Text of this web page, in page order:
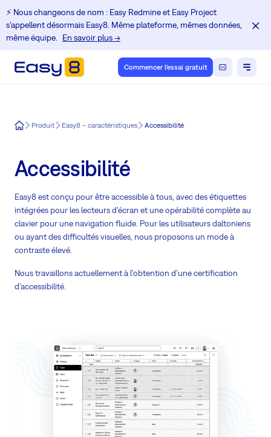
⚡️ Nous changeons de nom : Easy Redmine et Easy Project
s'appellent désormais Easy8. Même plateforme, mêmes données,
même équipe.
En savoir plus →
Commencer l'essai gratuit
Easy8Produit Easy8 – caractéristiques Accessibilité
Accessibilité
Easy8 est conçu pour être accessible à tous, avec des étiquettes
intégrées pour les lecteurs d'écran et une opérabilité complète au
clavier pour une navigation fluide. Pour les utilisateurs daltoniens
ou ayant des difficultés visuelles, nous proposons un mode à
contraste élevé.
Nous travaillons actuellement à l'obtention d'une certification
d'accessibilité.